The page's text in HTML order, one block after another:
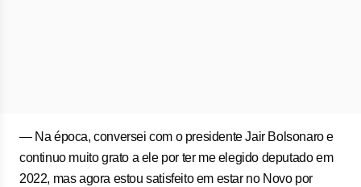
— Na época, conversei com o presidente Jair Bolsonaro e
continuo muito grato a ele por ter me elegido deputado em
2022, mas agora estou satisfeito em estar no Novo por